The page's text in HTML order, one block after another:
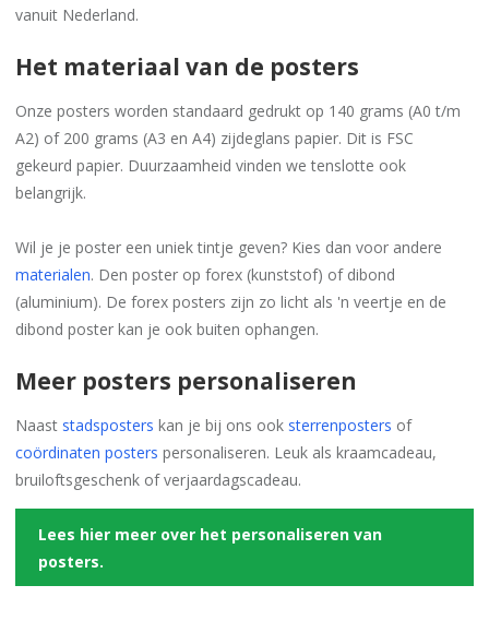
vanuit Nederland.
Het materiaal van de posters
Onze posters worden standaard gedrukt op 140 grams (A0 t/m
A2) of 200 grams (A3 en A4) zijdeglans papier. Dit is FSC
gekeurd papier. Duurzaamheid vinden we tenslotte ook
belangrijk.
Wil je je poster een uniek tintje geven? Kies dan voor andere
materialen. Den poster op forex (kunststof) of dibond
(aluminium). De forex posters zijn zo licht als 'n veertje en de
dibond poster kan je ook buiten ophangen.
Meer posters personaliseren
Naast stadsposters kan je bij ons ook sterrenposters of
coördinaten posters personaliseren. Leuk als kraamcadeau,
bruiloftsgeschenk of verjaardagscadeau.
Lees hier meer over het personaliseren van
posters.